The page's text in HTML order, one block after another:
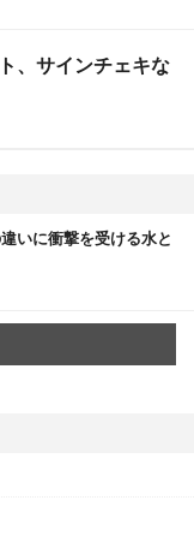
、サインチェキな
いに衝撃を受ける水と